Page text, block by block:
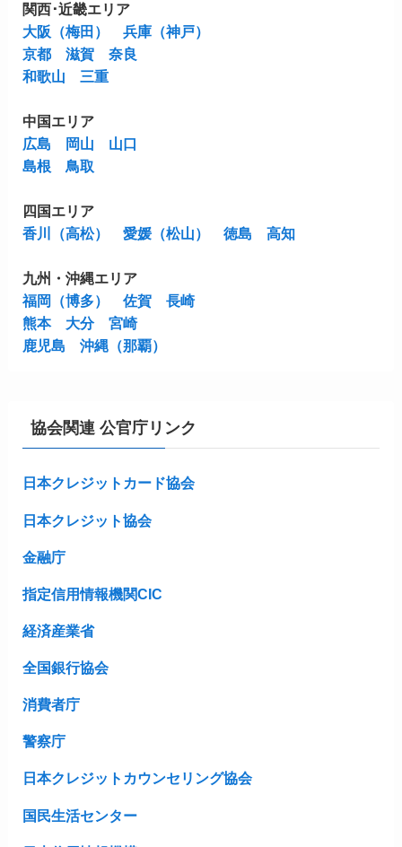
関西･近畿エリア
大阪（梅田）
兵庫（神戸）
京都
滋賀
奈良
和歌山
三重
中国エリア
広島
岡山
山口
島根
鳥取
四国エリア
香川（高松）
愛媛（松山） 徳島 高知
九州・沖縄エリア
福岡（博多）
佐賀
長崎
熊本
大分
宮崎
鹿児島
沖縄（那覇）
協会関連 公官庁リンク
日本クレジットカード協会
日本クレジット協会
金融庁
指定信用情報機関CIC
経済産業省
全国銀行協会
消費者庁
警察庁
日本クレジットカウンセリング協会
国民生活センター